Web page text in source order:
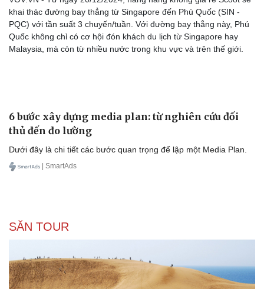
Văn hóa
Sân khấu - Điện ảnh
Văn học
Nghệ sĩ
Thời trang
khai thác đường bay thẳng từ Singapore đến Phú Quốc (SIN -
PQC) với tần suất 3 chuyến/tuần. Với đường bay thẳng này, Phú
Quốc không chỉ có cơ hội đón khách du lịch từ Singapore hay
Malaysia, mà còn từ nhiều nước trong khu vực và trên thế giới.
thủ đến đo lường
Dưới đây là chi tiết các bước quan trọng để lập một Media Plan.